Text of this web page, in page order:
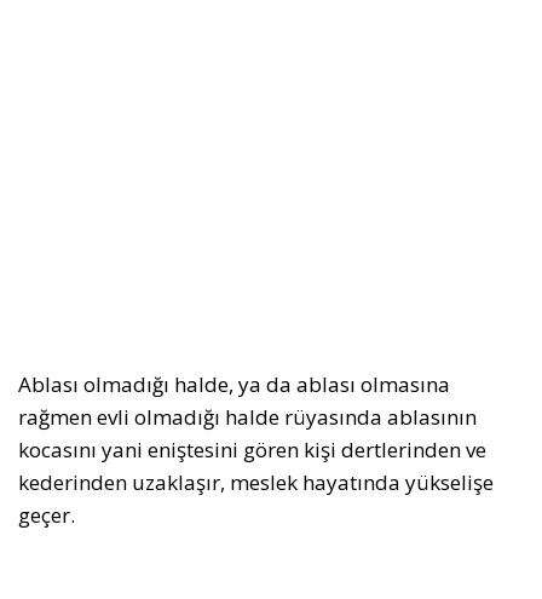
Ablası olmadığı halde, ya da ablası olmasına
rağmen evli olmadığı halde rüyasında ablasının
kocasını yani eniştesini gören kişi dertlerinden ve
kederinden uzaklaşır, meslek hayatında yükselişe
geçer.